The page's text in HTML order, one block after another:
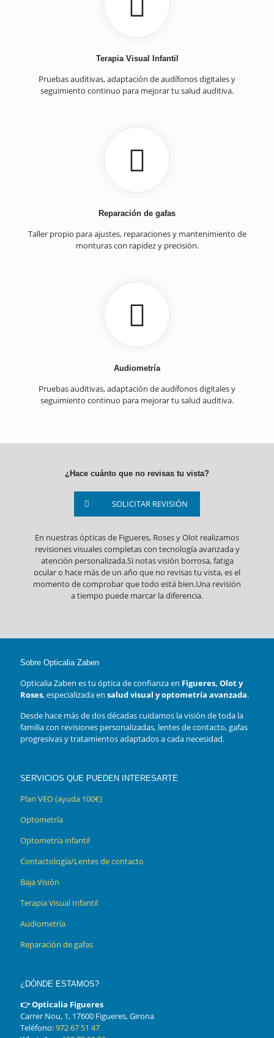
Terapia Visual Infantil
Pruebas auditivas, adaptación de audífonos digitales y
seguimiento continuo para mejorar tu salud auditiva.
Reparación de gafas
Taller propio para ajustes, reparaciones y mantenimiento de
monturas con rapidez y precisión.
Audiometría
Pruebas auditivas, adaptación de audífonos digitales y
seguimiento continuo para mejorar tu salud auditiva.
¿Hace cuánto que no revisas tu vista?
SOLICITAR REVISIÓN
En nuestras ópticas de Figueres, Roses y Olot realizamos
revisiones visuales completas con tecnología avanzada y
atención personalizada.Si notas visión borrosa, fatiga
ocular o hace más de un año que no revisas tu vista, es el
momento de comprobar que todo está bien.Una revisión
a tiempo puede marcar la diferencia.
Sobre Opticalia Zaben
Opticalia Zaben es tu óptica de confianza en Figueres, Olot y
Roses, especializada en salud visual y optometría avanzada.
Desde hace más de dos décadas cuidamos la visión de toda la
familia con revisiones personalizadas, lentes de contacto, gafas
progresivas y tratamientos adaptados a cada necesidad.
SERVICIOS QUE PUEDEN INTERESARTE
Plan VEO (ayuda 100€)
Optometría
Optometría infantil
Contactología/Lentes de contacto
Baja Visión
Terapia Visual Infantil
Audiometría
Reparación de gafas
¿DÓNDE ESTAMOS?
👉 Opticalia Figueres
Carrer Nou, 1, 17600 Figueres, Girona
Teléfono:972 67 51 47